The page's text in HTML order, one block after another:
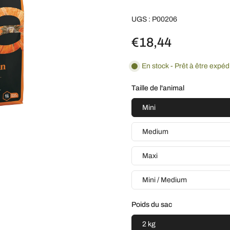
UGS : P00206
€18,44
En stock - Prêt à être
Taille de l'animal
Mini
Medium
Maxi
Mini / Medium
Poids du sac
2 kg